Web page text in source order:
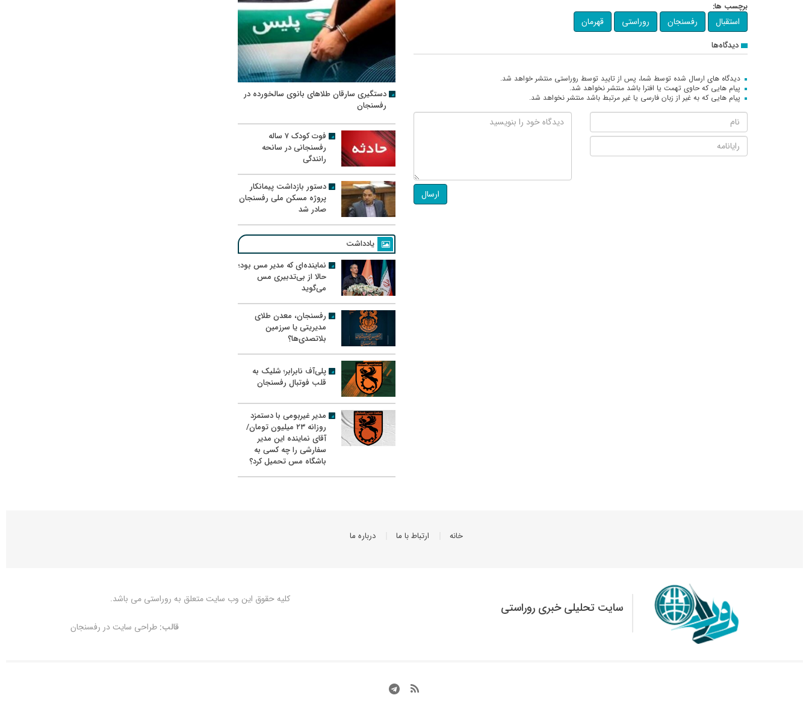
برچسب ها:
استقبال رفسنجان روراستی قهرمان
دیدگاه‌ها
دیدگاه های ارسال شده توسط شما، پس از تایید توسط روراستی منتشر خواهد شد.
پیام هایی که حاوی تهمت یا افترا باشد منتشر نخواهد شد.
پیام هایی که به غیر از زبان فارسی یا غیر مرتبط باشد منتشر نخواهد شد.
ارسال
دستگیری سارقان طلاهای بانوی سالخورده در
رفسنجان
فوت کودک ۷ ساله
رفسنجانی در سانحه
رانندگی
دستور بازداشت پیمانکار
پروژه مسکن ملی رفسنجان
صادر شد
یادداشت
نماینده‌ای که مدیر مس بود؛
حالا از بی‌تدبیری مس
می‌گوید
رفسنجان، معدن طلای
مدیریتی یا سرزمین
بلاتصدی‌ها؟
پلی‌آف نابرابر؛ شلیک به
قلب فوتبال رفسنجان
مدیر غیربومی با دستمزد
روزانه ۲۳ میلیون تومان/
آقای نماینده این مدیر
سفارشی را چه کسی به
باشگاه مس تحمیل کرد؟
خانه ارتباط با ما درباره ما
سایت تحلیلی خبری روراستی
کلیه حقوق این وب سایت متعلق به روراستی می باشد.
قالب: طراحی سایت در رفسنجان